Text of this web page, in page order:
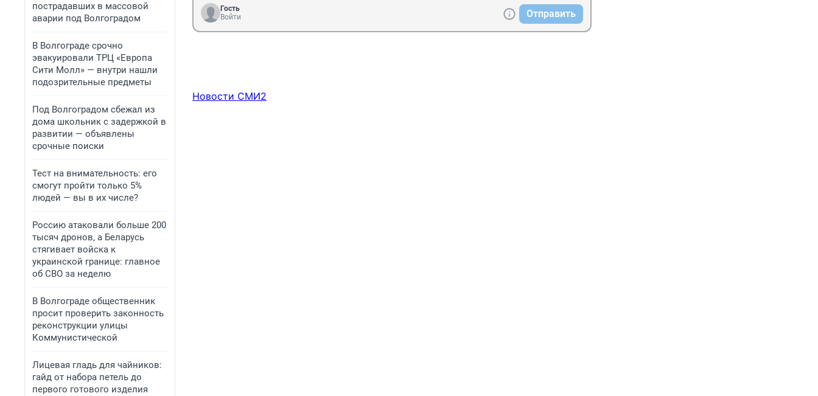
пострадавших в массовой
аварии под Волгоградом
В Волгограде срочно
эвакуировали ТРЦ «Европа
Сити Молл» — внутри нашли
подозрительные предметы
Под Волгоградом сбежал из
дома школьник с задержкой в
развитии — объявлены
срочные поиски
Тест на внимательность: его
смогут пройти только 5%
людей — вы в их числе?
Россию атаковали больше 200
тысяч дронов, а Беларусь
стягивает войска к
украинской границе: главное
об СВО за неделю
В Волгограде общественник
просит проверить законность
реконструкции улицы
Коммунистической
Лицевая гладь для чайников:
гайд от набора петель до
первого готового изделия
Гость
Войти
Отправить
Новости СМИ2